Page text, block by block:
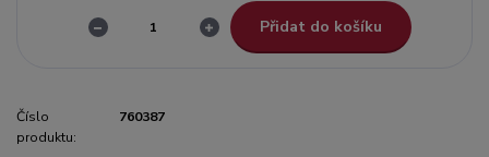
Přidat do košíku
Číslo
produktu:
760387